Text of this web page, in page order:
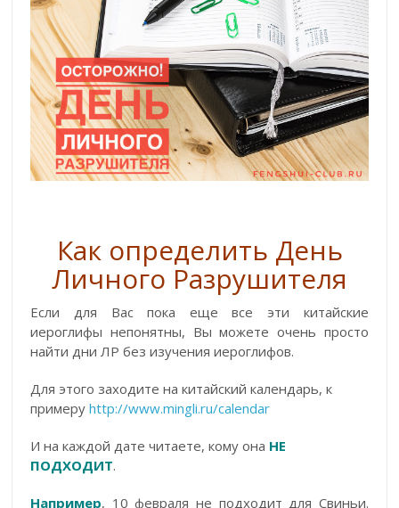
Как определить День
Личного Разрушителя
Если для Вас пока еще все эти китайские
иероглифы непонятны, Вы можете очень просто
найти дни ЛР без изучения иероглифов.
Для этого заходите на китайский календарь, к
примеруhttp://www.mingli.ru/calendar
И на каждой дате читаете, кому она НЕ
ПОДХОДИТ.
Например, 10 февраля не подходит для Свиньи.